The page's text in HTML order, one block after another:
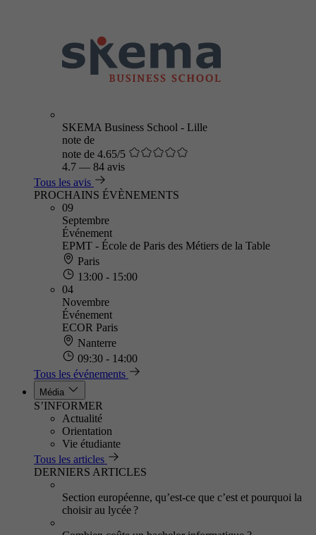
SKEMA Business School - Lille
note de
note de 4.65/5
4.7 — 84 avis
Tous les avis
PROCHAINS ÉVÈNEMENTS
09
Septembre
Événement
EPMT - École de Paris des Métiers de la Table
Paris
13:00 - 15:00
04
Novembre
Événement
ECOR Paris
Nanterre
09:30 - 14:00
Tous les événements
Média
S’INFORMER
Actualité
Orientation
Vie étudiante
Tous les articles
DERNIERS ARTICLES
Section européenne, qu’est-ce que c’est et pourquoi la
choisir au lycée ?